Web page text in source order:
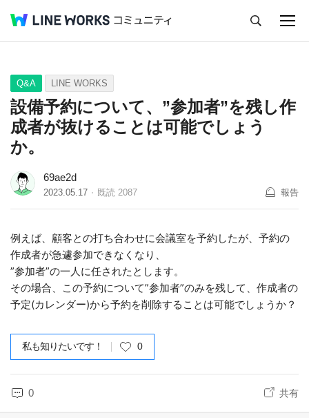
Q&A Tips Ideas
Q&A LINE WORKS
設備予約について、”参加者”を残し作
成者が抜けることは可能でしょう
か。
69ae2d
2023.05.17 既読 2087 報告
例えば、顧客との打ち合わせに会議室を予約したが、予約の
作成者が急遽参加できなくなり、
”参加者”の一人に任されたとします。
その場合、この予約について”参加者”のみを残して、作成者の
予定(カレンダー)から予約を削除することは可能でしょうか？
私も知りたいです！ 0
0 共有